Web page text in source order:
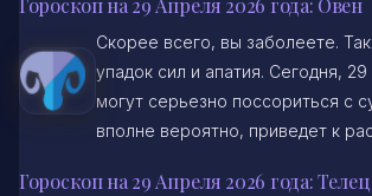
Гороскоп на 29 Апреля 2026 года: Овен
Скорее всего, вы заболеете.
упадок сил и апатия. Сегодня,
могут серьезно поссориться с
вполне вероятно, приведет к
Гороскоп на 29 Апреля 2026 года: Телец